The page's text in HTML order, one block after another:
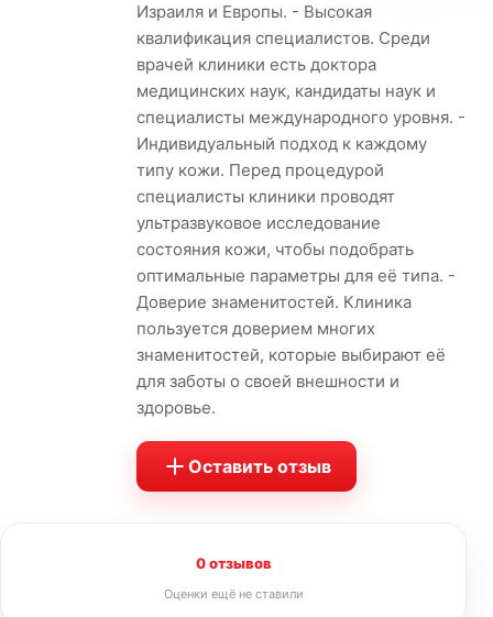
Израиля и Европы. - Высокая
квалификация специалистов. Среди
врачей клиники есть доктора
медицинских наук, кандидаты наук и
специалисты международного уровня. -
Индивидуальный подход к каждому
типу кожи. Перед процедурой
специалисты клиники проводят
ультразвуковое исследование
состояния кожи, чтобы подобрать
оптимальные параметры для её типа. -
Доверие знаменитостей. Клиника
пользуется доверием многих
знаменитостей, которые выбирают её
для заботы о своей внешности и
здоровье.
Оставить отзыв
0 отзывов
Оценки ещё не ставили